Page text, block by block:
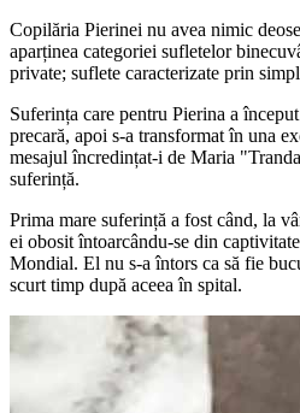
Copilăria Pierinei nu avea nimic
aparținea categoriei sufletelor
private; suflete caracterizate prin
Suferința care pentru Pierina a
precară, apoi s-a transformat în una
mesajul încredințat-i de Maria
suferință.
Prima mare suferință a fost când, la
ei obosit întoarcându-se din
Mondial. El nu s-a întors ca să fie
scurt timp după aceea în spital.